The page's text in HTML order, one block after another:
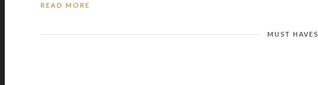
READ MORE
MUST HAVES